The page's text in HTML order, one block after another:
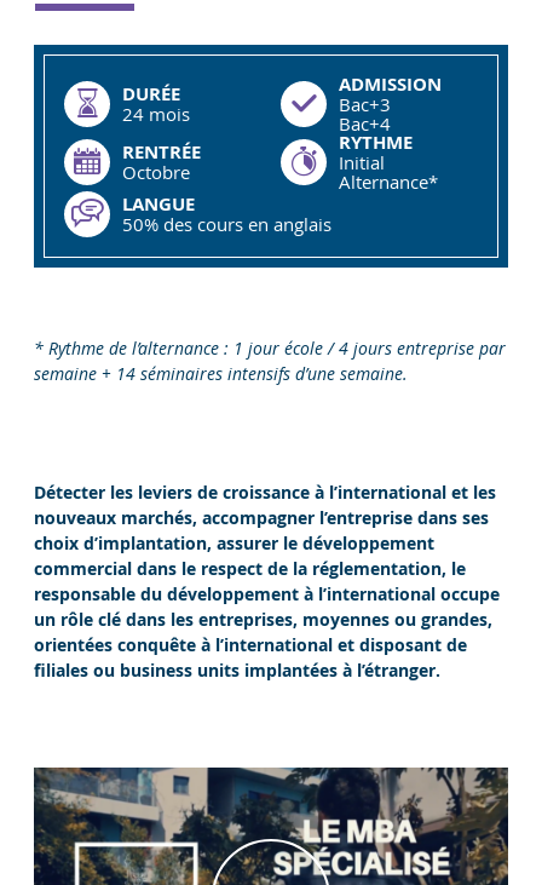
DURÉE
24 mois
ADMISSION
Bac+3
Bac+4
RENTRÉE
Octobre
RYTHME
Initial
Alternance*
LANGUE
50% des cours en anglais
* Rythme de l’alternance : 1 jour école / 4 jours entreprise par
semaine + 14 séminaires intensifs d’une semaine.
Détecter les leviers de croissance à l’international et les
nouveaux marchés, accompagner l’entreprise dans ses
choix d’implantation, assurer le développement
commercial dans le respect de la réglementation, le
responsable du développement à l’international occupe
un rôle clé dans les entreprises, moyennes ou grandes,
orientées conquête à l’international et disposant de
filiales ou business units implantées à l’étranger.